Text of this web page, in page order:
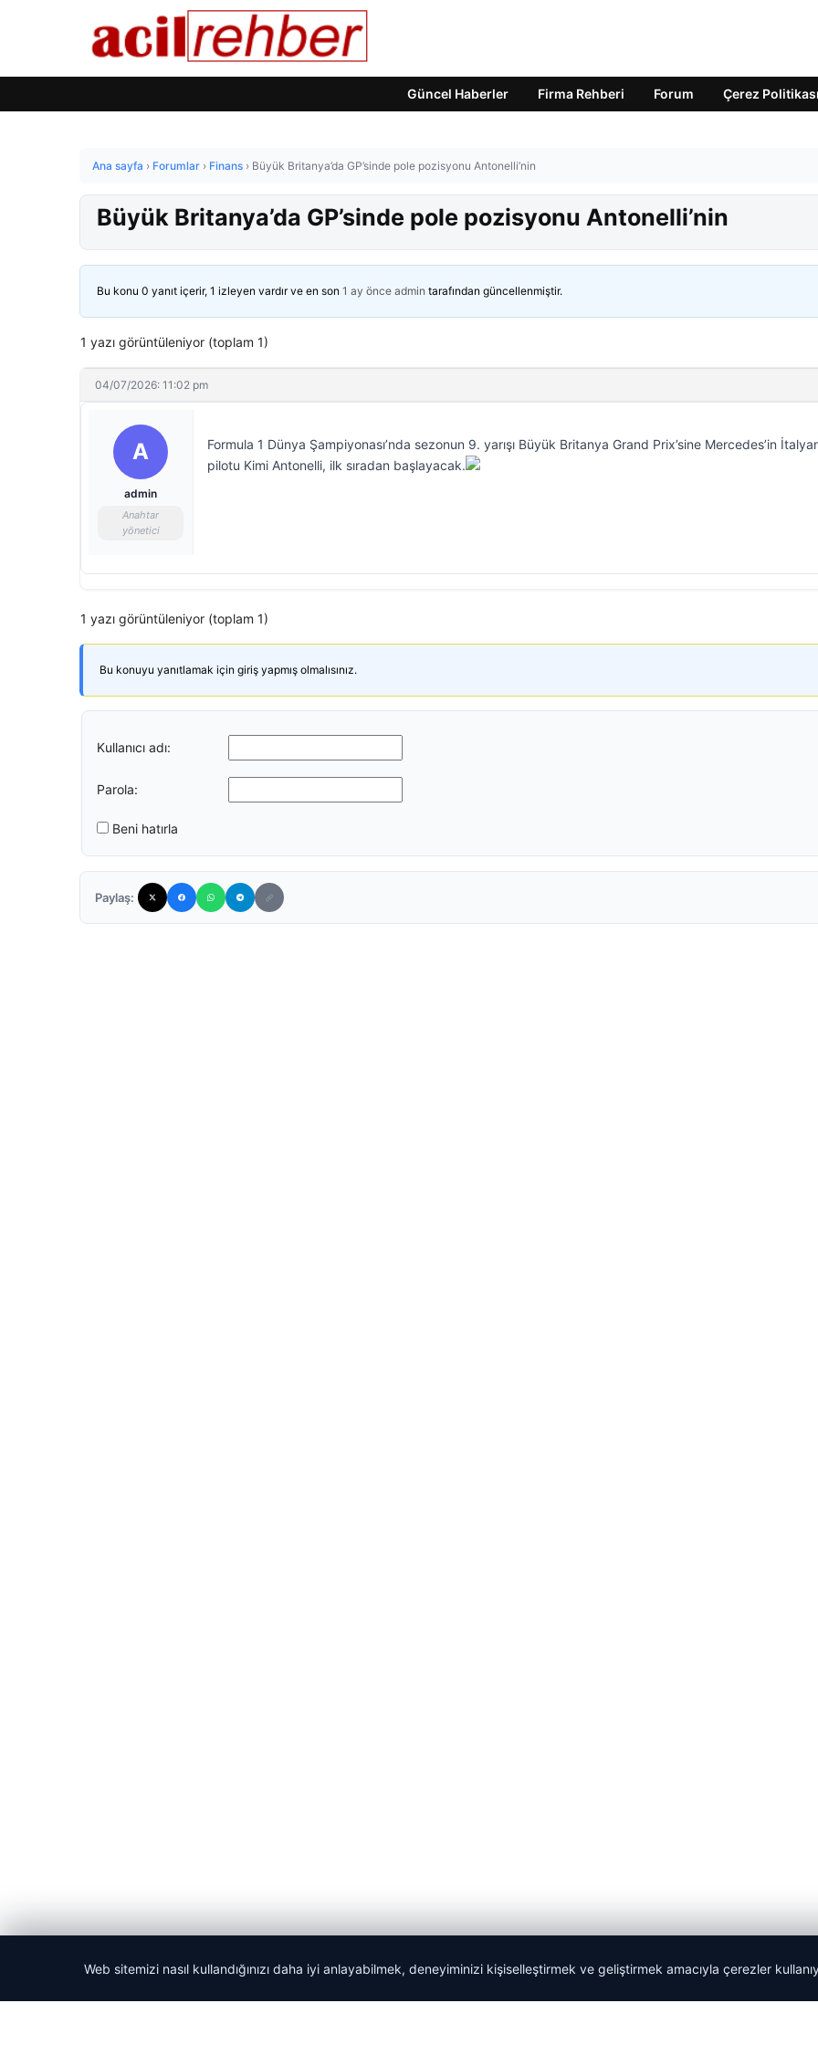
Güncel Haberler Firma Rehberi Forum Çerez Politikası
Ana sayfa › Forumlar › Finans › Büyük Britanya’da GP’sinde pole pozisyonu Antonelli’nin
Büyük Britanya’da GP’sinde pole pozisyonu Antonelli’nin
Bu konu 0 yanıt içerir, 1 izleyen vardır ve en son 1 ay önce admin tarafından güncellenmiştir.
1 yazı görüntüleniyor (toplam 1)
04/07/2026: 11:02 pm
A
admin
Anahtar
yönetici
Formula 1 Dünya Şampiyonası’nda sezonun 9. yarışı Büyük Britanya Grand Prix’sine Mercedes’in
pilotu Kimi Antonelli, ilk sıradan başlayacak.
1 yazı görüntüleniyor (toplam 1)
Bu konuyu yanıtlamak için giriş yapmış olmalısınız.
Kullanıcı adı:
Parola:
Beni hatırla
Paylaş:
© 2026 Acil Rehber | Gündem Haberleri
Web sitemizi nasıl kullandığınızı daha iyi anlayabilmek, deneyiminizi kişiselleştirmek ve geliştirmek amacıyla çerezler